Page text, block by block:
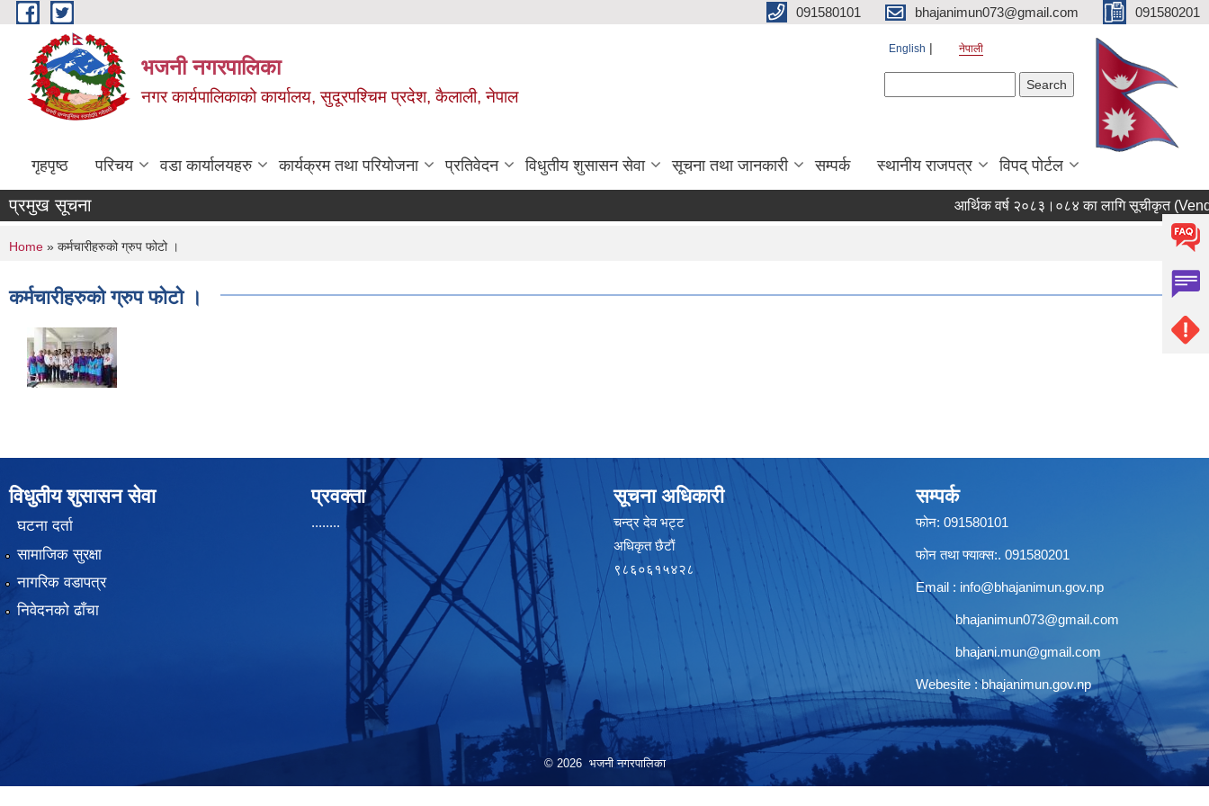
Skip to main content 091580101 bhajanimun073@gmail.com 091580201
भजनी नगरपालिका
नगर कार्यपालिकाको कार्यालय, सुदूरपश्चिम प्रदेश, कैलाली, नेपाल
English नेपाली
गृहपृष्ठ परिचय वडा कार्यालयहरु कार्यक्रम तथा परियोजना प्रतिवेदन विधुतीय शुसासन सेवा सूचना तथा जानकारी सम्पर्क स्थानीय राजपत्र विपद् पोर्टल
प्रमुख सूचना आर्थिक वर्ष २०८३।०८४ का लागि सूचीकृत
You are here
Home » कर्मचारीहरुको ग्रुप फोटो ।
कर्मचारीहरुको ग्रुप फोटो ।
विधुतीय शुसासन सेवा
घटना दर्ता
सामाजिक सुरक्षा
नागरिक वडापत्र
निवेदनको ढाँचा
प्रवक्ता
........
सूचना अधिकारी
चन्द्र देव भट्ट
अधिकृत छैटाैं
९८६०६१५४२८
सम्पर्क
फोन: 091580101
फोन तथा फ्याक्स:. 091580201
Email : info@bhajanimun.gov.np
bhajanimun073@gmail.com
bhajani.mun@gmail.com
Webesite : bhajanimun.gov.np
© 2026 भजनी नगरपालिका